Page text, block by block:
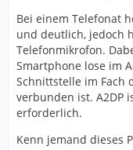
Bei einem Telefonat
und deutlich, jedoch
Telefonmikrofon.
Smartphone lose im
Schnittstelle im Fach
verbunden ist. A2DP
erforderlich.
Kenn jemand dieses